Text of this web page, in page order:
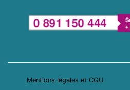
Mentions légales et CGU